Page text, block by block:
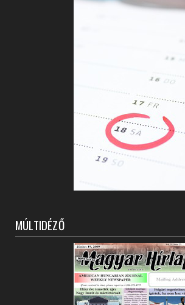
MÚLTIDÉZŐ